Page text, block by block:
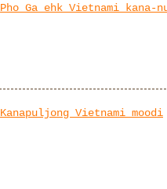
Pho Ga ehk Vietnami kana-
Kanapuljong Vietnami moodi